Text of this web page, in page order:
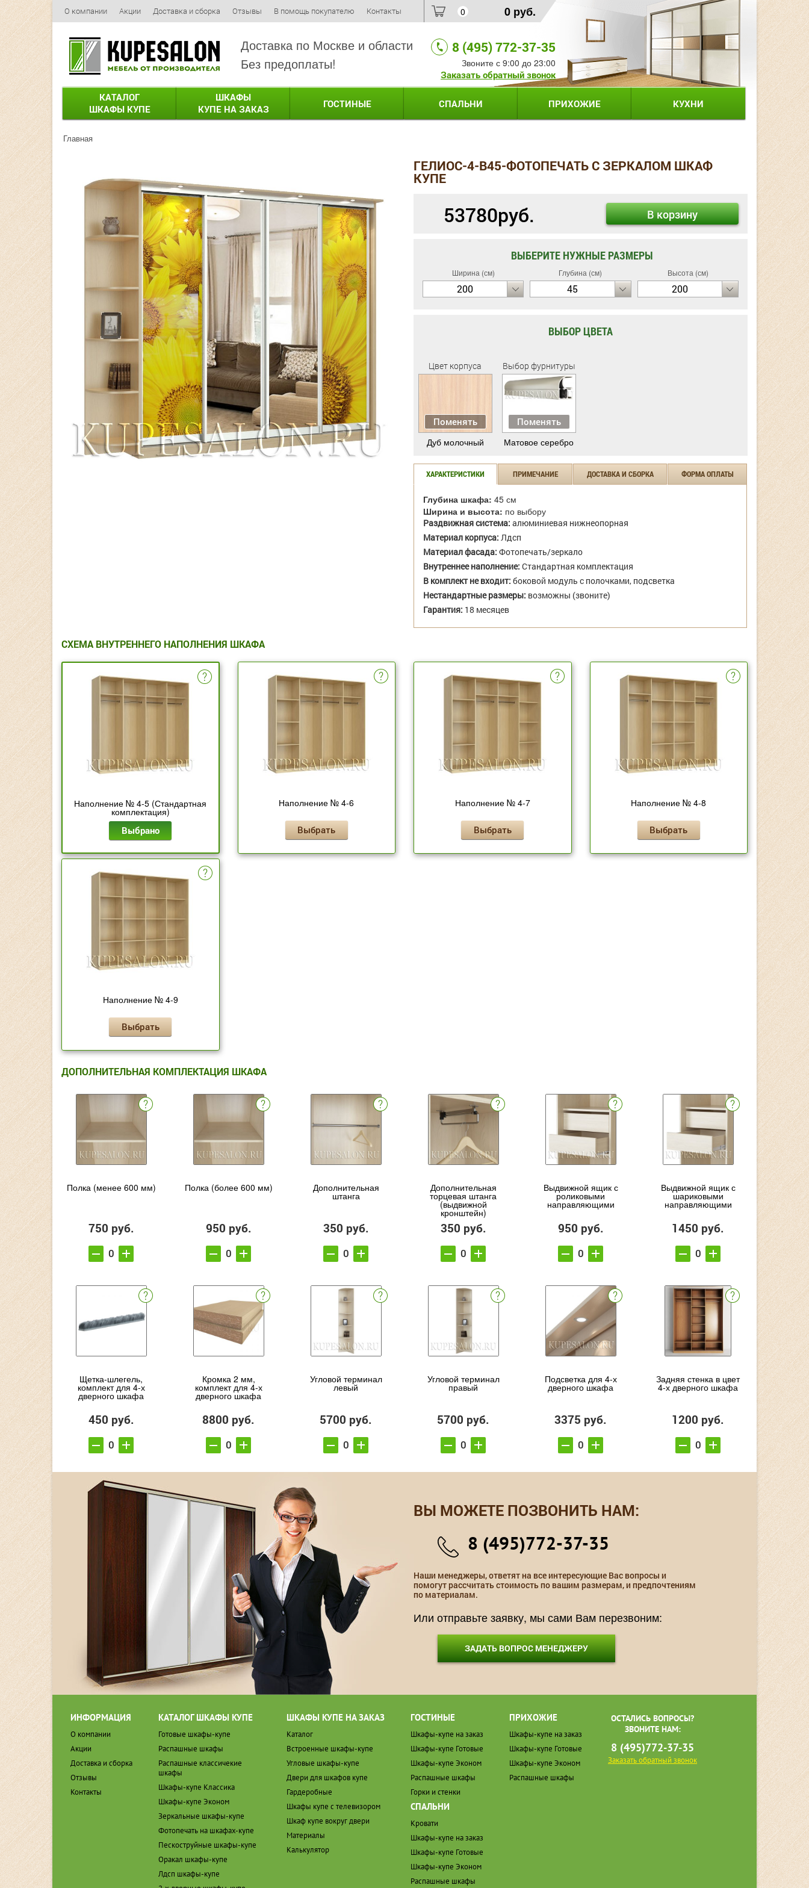
О компании Акции Доставка и сборка Отзывы В помощь покупателю Контакты 0 0 руб.
Доставка по Москве и области
Без предоплаты!
8 (495) 772-37-35
Звоните с 9:00 до 23:00
Заказать обратный звонок
КАТАЛОГ
ШКАФЫ КУПЕ
ШКАФЫ
КУПЕ НА ЗАКАЗ
ГОСТИНЫЕ СПАЛЬНИ ПРИХОЖИЕ КУХНИ
Главная
ГЕЛИОС-4-B45-ФОТОПЕЧАТЬ С ЗЕРКАЛОМ ШКАФ
КУПЕ
53780руб. В корзину
ВЫБЕРИТЕ НУЖНЫЕ РАЗМЕРЫ
Ширина (см)
200
Глубина (см)
45
Высота (см)
200
ВЫБОР ЦВЕТА
Цвет корпуса
Поменять
Дуб молочный
Выбор фурнитуры
Поменять
Матовое серебро
ХАРАКТЕРИСТИКИ ПРИМЕЧАНИЕ ДОСТАВКА И СБОРКА ФОРМА ОПЛАТЫ
Глубина шкафа: 45 см
Ширина и высота: по выбору
Раздвижная система: алюминиевая нижнеопорная
Материал корпуса: Лдсп
Материал фасада: Фотопечать/зеркало
Внутреннее наполнение: Стандартная комплектация
В комплект не входит: боковой модуль с полочками, подсветка
Нестандартные размеры: возможны (звоните)
Гарантия: 18 месяцев
СХЕМА ВНУТРЕННЕГО НАПОЛНЕНИЯ ШКАФА
Наполнение № 4-5 (Стандартная
комплектация)
Выбрано
Наполнение № 4-6
Выбрать
Наполнение № 4-7
Выбрать
Наполнение № 4-8
Выбрать
Наполнение № 4-9
Выбрать
ДОПОЛНИТЕЛЬНАЯ КОМПЛЕКТАЦИЯ ШКАФА
Полка (менее 600 мм)
750 руб.
Полка (более 600 мм)
950 руб.
Дополнительная
штанга
350 руб.
Дополнительная
торцевая штанга
(выдвижной
кронштейн)
350 руб.
Выдвижной ящик с
роликовыми
направляющими
950 руб.
Выдвижной ящик с
шариковыми
направляющими
1450 руб.
Щетка-шлегель,
комплект для 4-х
дверного шкафа
450 руб.
Кромка 2 мм,
комплект для 4-х
дверного шкафа
8800 руб.
Угловой терминал
левый
5700 руб.
Угловой терминал
правый
5700 руб.
Подсветка для 4-х
дверного шкафа
3375 руб.
Задняя стенка в цвет
4-х дверного шкафа
1200 руб.
ВЫ МОЖЕТЕ ПОЗВОНИТЬ НАМ:
8 (495)772-37-35
Наши менеджеры, ответят на все интересующие Вас вопросы и
помогут рассчитать стоимость по вашим размерам, и предпочтениям
по материалам.
Или отправьте заявку, мы сами Вам перезвоним:
ЗАДАТЬ ВОПРОС МЕНЕДЖЕРУ
ИНФОРМАЦИЯ
О компании
Акции
Доставка и сборка
Отзывы
Контакты
КАТАЛОГ ШКАФЫ КУПЕ
Готовые шкафы-купе
Распашные шкафы
Распашные классичекие
шкафы
Шкафы-купе Классика
Шкафы-купе Эконом
Зеркальные шкафы-купе
Фотопечать на шкафах-купе
Пескоструйные шкафы-купе
Оракал шкафы-купе
Лдсп шкафы-купе
ШКАФЫ КУПЕ НА ЗАКАЗ
Каталог
Встроенные шкафы-купе
Угловые шкафы-купе
Двери для шкафов купе
Гардеробные
Шкафы купе с телевизором
Шкаф купе вокруг двери
Материалы
Калькулятор
ГОСТИНЫЕ
Шкафы-купе на заказ
Шкафы-купе Готовые
Шкафы-купе Эконом
Распашные шкафы
Горки и стенки
СПАЛЬНИ
Кровати
Шкафы-купе на заказ
Шкафы-купе Готовые
Шкафы-купе Эконом
Распашные шкафы
ПРИХОЖИЕ
Шкафы-купе на заказ
Шкафы-купе Готовые
Шкафы-купе Эконом
Распашные шкафы
ОСТАЛИСЬ ВОПРОСЫ?
ЗВОНИТЕ НАМ:
8 (495)772-37-35
Заказать обратный звонок